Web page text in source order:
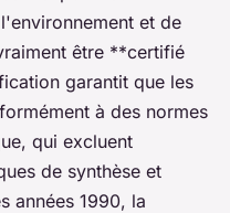
et de
être **certifié
garantit que les
à des normes
qui excluent
de synthèse et
années 1990, la